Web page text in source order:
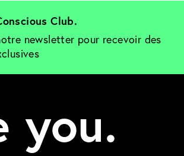
Club.
newsletter pour recevoir des
you.